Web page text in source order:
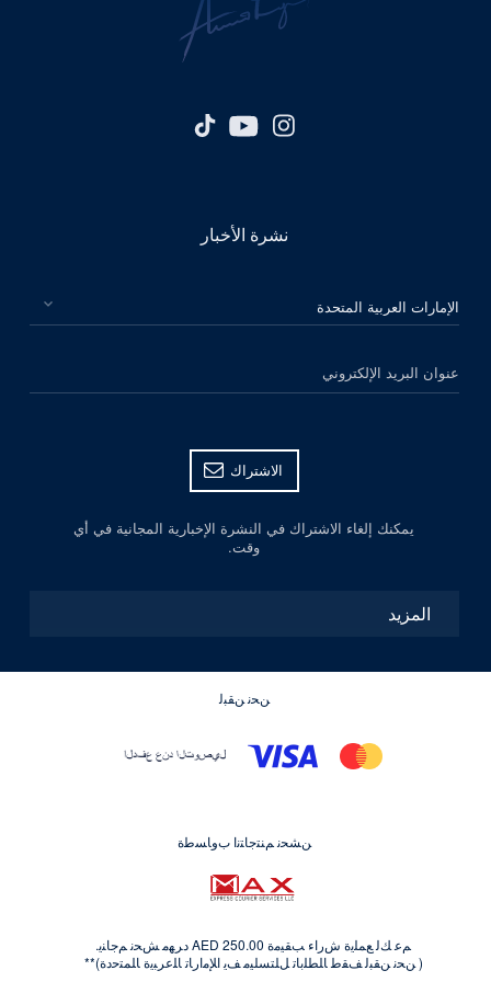
نشرة الأخبار
الرجاء اختيار بلدك
عنوان البريد الإلكتروني
الاشتراك
يمكنك إلغاء الاشتراك في النشرة الإخبارية المجانية في أي
وقت.
المزيد
ﻦﺤﻧ ﻦﻘﺒﻟ
ﻦﺸﺤﻧ ﻢﻨﺘﺟﺎﺘﻧﺍ ﺏﻭﺎﺴﻃﺓ
ﻢﻋ ﻚﻟ ﻊﻤﻠﻳﺓ ﺵﺭﺍﺀ ﺐﻘﻴﻣﺓ AED 250.00 ﺩﺮﻬﻣ ﺶﺤﻧ ﻢﺟﺎﻨﻳ.
( ﻦﺤﻧ ﻦﻘﺒﻟ ﻒﻘﻃ ﺎﻠﻄﻠﺑﺎﺗ ﻞﻠﺘﺴﻠﻴﻣ ﻒﻳ ﺍﻺﻣﺍﺭﺎﺗ ﺎﻠﻋﺮﺒﻳﺓ ﺎﻠﻤﺘﺣﺩﺓ)**